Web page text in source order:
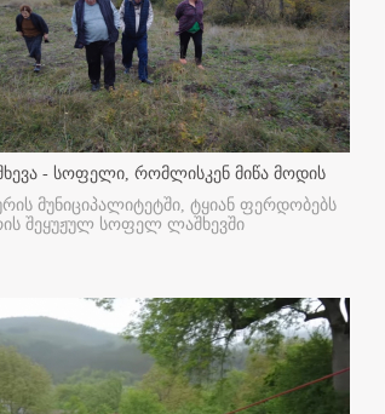
- სოფელი, რომლისკენ მიწა მოდის
მუნიციპალიტეტში, ტყიან ფერდობებს
შეყუჟულ სოფელ ლაშხევში